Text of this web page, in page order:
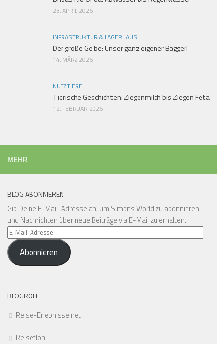
23. APRIL 2026
INFRASTRUKTUR & LAGERHAUS
Der große Gelbe: Unser ganz eigener Bagger!
14. MÄRZ 2026
NUTZTIERE
Tierische Geschichten: Ziegenmilch bis Ziegen Feta
12. FEBRUAR 2026
MEHR
BLOG ABONNIEREN
Gib Deine E-Mail-Adresse an, um Simons World zu abonnieren
und Nachrichten über neue Beiträge via E-Mail zu erhalten.
E-
Mail-
AdresseAbonnieren
BLOGROLL
Reise-Erlebnisse.net
Reisefloh